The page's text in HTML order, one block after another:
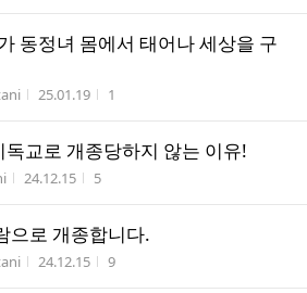
동정녀 몸에서 태어나 세상을 구
자 작성시간
25.01.19 조회수
1
교로 개종당하지 않는 이유!
작성시간
24.12.15 조회수
5
으로 개종합니다.
자 작성시간
24.12.15 조회수
9